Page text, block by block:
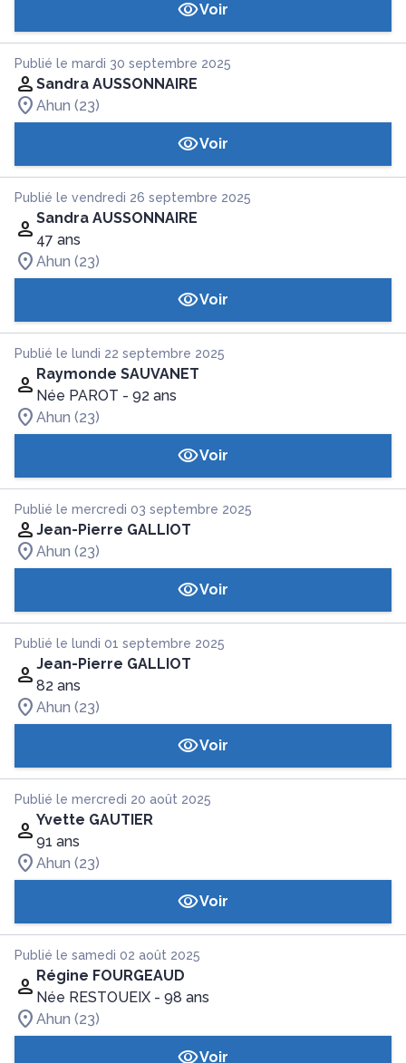
Voir
Publié le mardi 30 septembre 2025
Sandra AUSSONNAIRE
Ahun (23)
Voir
Publié le vendredi 26 septembre 2025
Sandra AUSSONNAIRE
47 ans
Ahun (23)
Voir
Publié le lundi 22 septembre 2025
Raymonde SAUVANET
Née PAROT - 92 ans
Ahun (23)
Voir
Publié le mercredi 03 septembre 2025
Jean-Pierre GALLIOT
Ahun (23)
Voir
Publié le lundi 01 septembre 2025
Jean-Pierre GALLIOT
82 ans
Ahun (23)
Voir
Publié le mercredi 20 août 2025
Yvette GAUTIER
91 ans
Ahun (23)
Voir
Publié le samedi 02 août 2025
Régine FOURGEAUD
Née RESTOUEIX - 98 ans
Ahun (23)
Voir